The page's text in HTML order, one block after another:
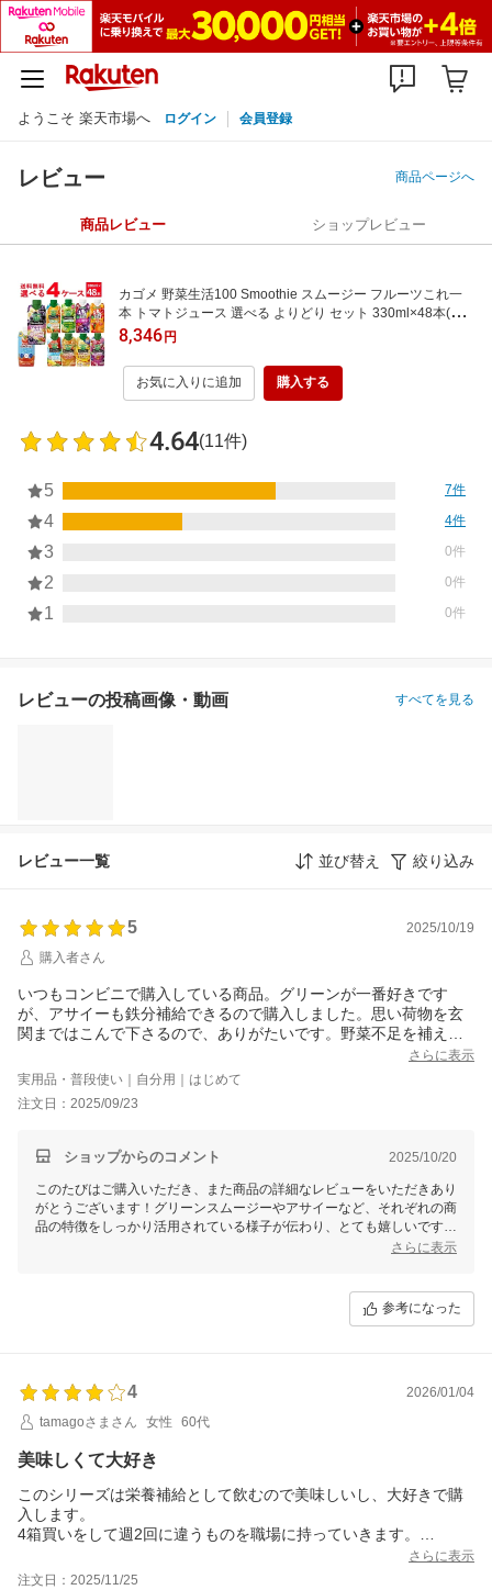
ようこそ 楽天市場へ ログイン 会員登録
レビュー 商品ページへ
商品レビュー ショップレビュー
カゴメ 野菜生活100 Smoothie スムージー フルーツこれ一
本 トマトジュース 選べる よりどり セット 330ml×48本(4ケ
ース) ビタミン グリーン 濃厚バナナ 鉄分 季節限定 限定品
【送料無料※一部地域は除く】
8,346円
お気に入りに追加 購入する
4.64(11件)
5 7件
4 4件
3 0件
2 0件
1 0件
レビューの投稿画像・動画 すべてを見る
レビュー一覧 並び替え 絞り込み
5
2025/10/19
購入者さん
いつもコンビニで購入している商品。グリーンが一番好きです
が、アサイーも鉄分補給できるので購入しました。思い荷物を玄
関まではこんで下さるので、ありがたいです。野菜不足を補える
かなぁと思って飲んでますが、砂糖不使用なので安心していま
す。あと、食欲不振の日とか生理中でなにもしたくない時にも、
冷蔵庫に入っていると安心します。
さらに表示
実用品・普段使い｜自分用｜はじめて
注文日：2025/09/23
ショップからのコメント 2025/10/20
このたびはご購入いただき、また商品の詳細なレビューをいただきあり
がとうございます！グリーンスムージーやアサイーなど、それぞれの商
品の特徴をしっかり活用されている様子が伝わり、とても嬉しいです。
心感としてお役立ていただけるのは、私たちにとっても励みになりま
す。また、砂糖不使用で安心して飲めるという点にもご満足いただけて
状態に合わせてお楽しみください。引き続き、美味しく健康的な毎日を
お過ごしいただけるよう、商品をご愛顧いただけますと幸いです！
さらに表示
参考になった
4
2026/01/04
tamagoさまさん
女性 60代
美味しくて大好き
このシリーズは栄養補給として飲むので美味しいし、大好きで購
入します。
4箱買いをして週2回に違うものを職場に持っていきます。
新シリーズが良く出るので選択できるように取り入れてもらいた
いです。
さらに表示
注文日：2025/11/25